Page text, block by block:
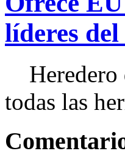
líderes
Heredero
todas las